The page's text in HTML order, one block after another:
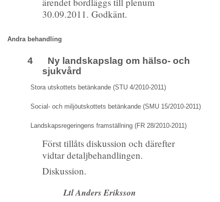
30.09.2011. Godkänt.
Andra behandling
4 Ny landskapslag om hälso- och
sjukvård
Stora utskottets betänkande (STU 4/2010-2011)
Social- och miljöutskottets betänkande (SMU 15/2010-2011)
Landskapsregeringens framställning (FR 28/2010-2011)
Först tillåts diskussion och därefter
vidtar detaljbehandlingen.
Diskussion.
Ltl Anders Eriksson